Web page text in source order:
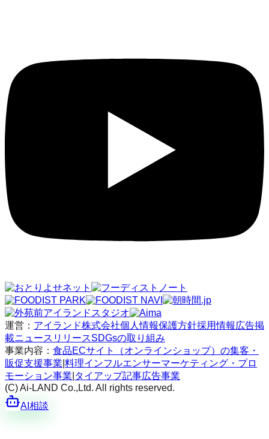
運営： アイランド株式会社個人情報保護方針採用情報 広告掲
載ニュースリリースSDGsの取り組み
事業内容： 食品ECサイト（オンラインショップ）の集客・
販促支援事業 料理インフルエンサーマーケティング・プロ
モーション事業 タイアップ記事広告事業
(C) Ai-LAND Co.,Ltd. All rights reserved.
AI相談